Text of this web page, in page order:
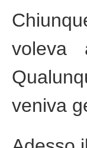
voleva
veniva